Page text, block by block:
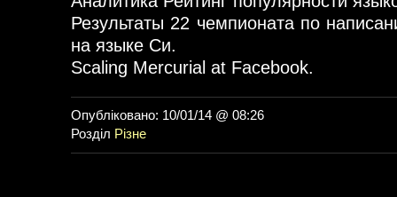
Результаты 22 чемпионата по
на языке Си.
Scaling Mercurial at Facebook.
Опубліковано: 10/01/14 @ 08:26
Розділ Різне